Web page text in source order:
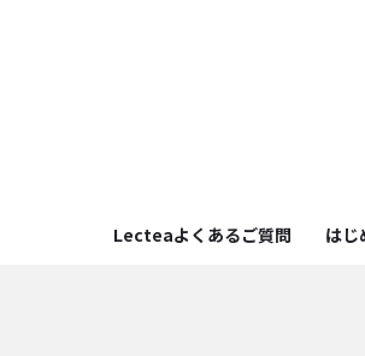
Lecteaよくあるご質問 はじ